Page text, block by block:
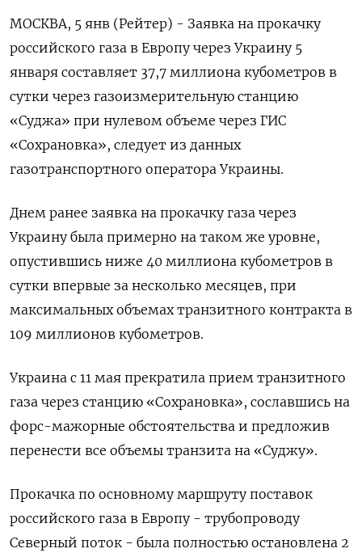
МОСКВА, 5 янв (Рейтер) - Заявка на прокачку
российского газа в Европу через Украину 5
января составляет 37,7 миллиона кубометров в
сутки через газоизмерительную станцию
«Суджа» при нулевом объеме через ГИС
«Сохрановка», следует из данных
газотранспортного оператора Украины.
Днем ранее заявка на прокачку газа через
Украину была примерно на таком же уровне,
опустившись ниже 40 миллиона кубометров в
сутки впервые за несколько месяцев, при
максимальных объемах транзитного контракта в
109 миллионов кубометров.
Украина с 11 мая прекратила прием транзитного
газа через станцию «Сохрановка», сославшись на
форс-мажорные обстоятельства и предложив
перенести все объемы транзита на «Суджу».
Прокачка по основному маршруту поставок
российского газа в Европу - трубопроводу
Северный поток - была полностью остановлена 2